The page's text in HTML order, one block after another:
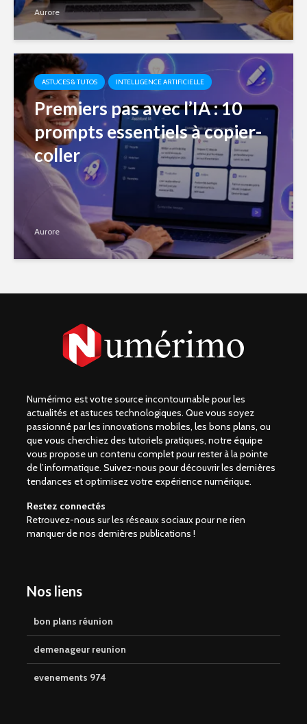
Aurore
ASTUCES & TUTOS INTELLIGENCE ARTIFICIELLE
Premiers pas avec l’IA : 10
prompts essentiels à copier-
coller
Aurore
Numérimo est votre source incontournable pour les
actualités et astuces technologiques. Que vous soyez
passionné par les innovations mobiles, les bons plans, ou
que vous cherchiez des tutoriels pratiques, notre équipe
vous propose un contenu complet pour rester à la pointe
de l’informatique. Suivez-nous pour découvrir les dernières
tendances et optimisez votre expérience numérique.
Restez connectés
Retrouvez-nous sur les réseaux sociaux pour ne rien
manquer de nos dernières publications !
Nos liens
bon plans réunion
demenageur reunion
evenements 974